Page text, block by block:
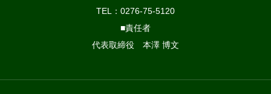
TEL：0276-75-5120
■責任者
代表取締役 本澤 博文